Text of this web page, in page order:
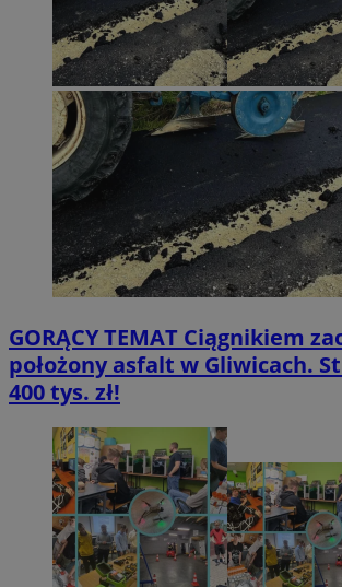
GORĄCY TEMAT Ciągnikiem
położony asfalt w Gliwicach.
400 tys. zł!